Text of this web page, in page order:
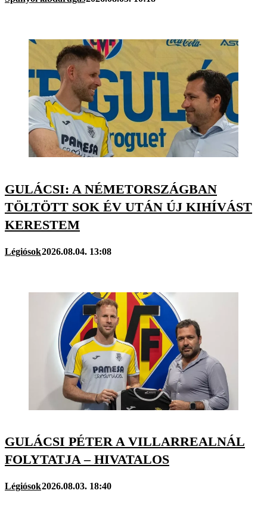
GULÁCSI: A NÉMETORSZÁGBAN
TÖLTÖTT SOK ÉV UTÁN ÚJ KIHÍVÁST
KERESTEM
Légiósok2026.08.04. 13:08
GULÁCSI PÉTER A VILLARREALNÁL
FOLYTATJA – HIVATALOS
Légiósok2026.08.03. 18:40